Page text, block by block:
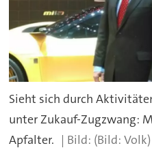
Sieht sich durch
unter Zukauf-Zugzwang:
Apfalter.
(Bild: Volk)